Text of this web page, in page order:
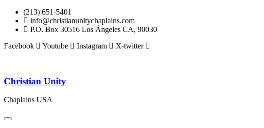
(213) 651-5401
info@christianunitychaplains.com
P.O. Box 30516 Los Ángeles CA, 90030
Facebook
Youtube Instagram X-twitter
Christian Unity
Chaplains USA